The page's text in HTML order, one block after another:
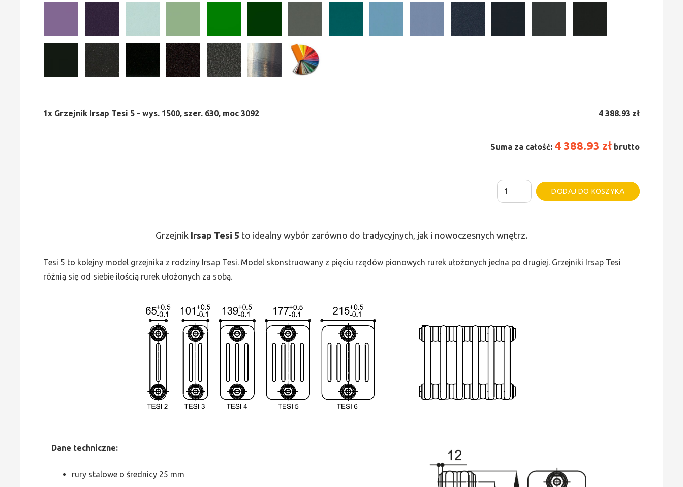
1x Grzejnik Irsap Tesi 5 - wys. 1500, szer. 630, moc 3092 4 388.93 zł
Suma za całość: 4 388.93 zł brutto
ilość
Grzejnik
-
moc
3092
DODAJ DO KOSZYKA
Alternative:
Grzejnik Irsap Tesi 5 to idealny wybór zarówno do tradycyjnych, jak i nowoczesnych wnętrz.
Tesi 5 to kolejny model grzejnika z rodziny Irsap Tesi. Model skonstruowany z pięciu rzędów pionowych rurek ułożonych jedna po drugiej. Grzejniki Irsap Tesi
różnią się od siebie ilością rurek ułożonych za sobą.
Dane techniczne:
rury stalowe o średnicy 25 mm